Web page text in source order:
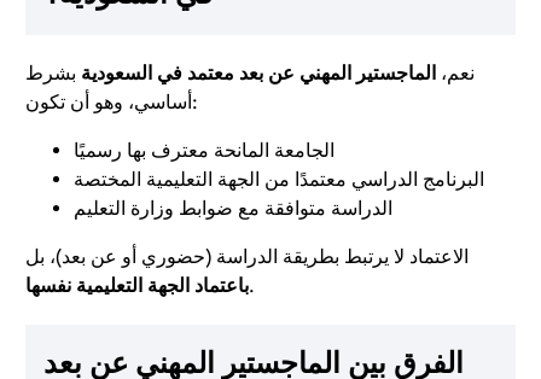
نعم، الماجستير المهني عن بعد معتمد في السعودية بشرط
أساسي، وهو أن تكون:
الجامعة المانحة معترف بها رسميًا
البرنامج الدراسي معتمدًا من الجهة التعليمية المختصة
الدراسة متوافقة مع ضوابط وزارة التعليم
الاعتماد لا يرتبط بطريقة الدراسة (حضوري أو عن بعد)، بل
باعتماد الجهة التعليمية نفسها.
الفرق بين الماجستير المهني عن بعد